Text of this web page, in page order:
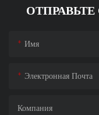
Имя
Электронная Почта
Компания